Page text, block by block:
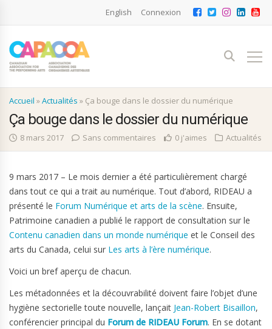
English Connexion
Accueil »Actualités » Ça bouge dans le dossier du numérique
Ça bouge dans le dossier du numérique
8 mars 2017 Sans commentaires 0 j'aimes Actualités
9 mars 2017 – Le mois dernier a été particulièrement chargé
dans tout ce qui a trait au numérique. Tout d’abord, RIDEAU a
présenté le Forum Numérique et arts de la scène. Ensuite,
Patrimoine canadien a publié le rapport de consultation sur le
Contenu canadien dans un monde numérique et le Conseil des
arts du Canada, celui sur Les arts à l’ère numérique.
Voici un bref aperçu de chacun.
Les métadonnées et la découvrabilité doivent faire l’objet d’une
hygiène sectorielle toute nouvelle, lançait Jean-Robert Bisaillon,
conférencier principal du Forum de RIDEAU Forum. En se dotant